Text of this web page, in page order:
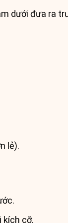
dưới đưa ra
lẻ).
kích cỡ.